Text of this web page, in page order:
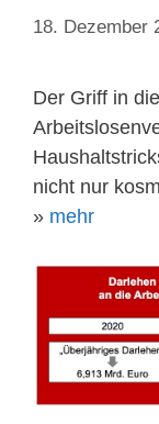
18. Dezember
Der Griff in
nicht nur
» mehr